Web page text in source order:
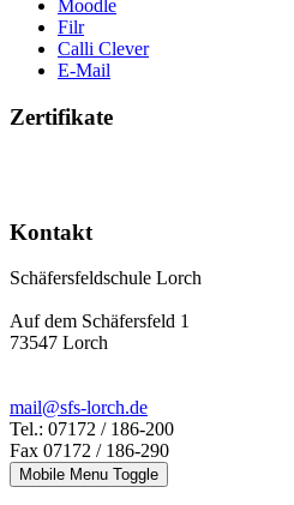
Moodle
Filr
Calli Clever
E-Mail
Zertifikate
Kontakt
Schäfersfeldschule Lorch
Auf dem Schäfersfeld 1
73547 Lorch
mail@sfs-lorch.de
Tel.: 07172 / 186-200
Fax 07172 / 186-290
Mobile Menu Toggle